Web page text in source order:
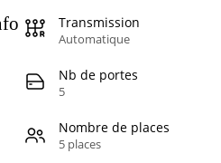
Transmission
Automatique
Nb de portes
5
Nombre de places
5 places